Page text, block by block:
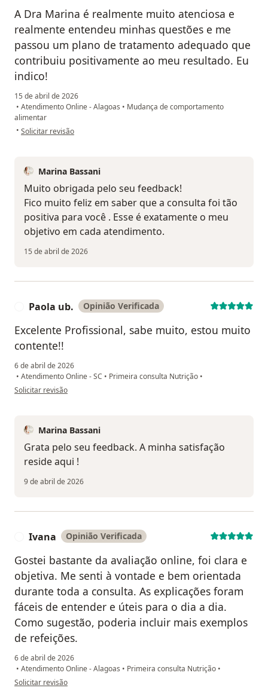
A Dra Marina é realmente muito atenciosa e
realmente entendeu minhas questões e me
passou um plano de tratamento adequado que
contribuiu positivamente ao meu resultado. Eu
indico!
15 de abril de 2026
• Atendimento Online - Alagoas • Mudança de comportamento
alimentar
• na opinião do utilizador Cecília Costa
Solicitar revisão
Marina Bassani
Muito obrigada pelo seu feedback!
Fico muito feliz em saber que a consulta foi tão
positiva para você . Esse é exatamente o meu
objetivo em cada atendimento.
15 de abril de 2026
Paola ub. Opinião Verificada
Excelente Profissional, sabe muito, estou muito
contente!!
6 de abril de 2026
• Atendimento Online - SC • Primeira consulta Nutrição •
na opinião do utilizador Paola ub.
Solicitar revisão
Marina Bassani
Grata pelo seu feedback. A minha satisfação
reside aqui !
9 de abril de 2026
Ivana Opinião Verificada
Gostei bastante da avaliação online, foi clara e
objetiva. Me senti à vontade e bem orientada
durante toda a consulta. As explicações foram
fáceis de entender e úteis para o dia a dia.
Como sugestão, poderia incluir mais exemplos
de refeições.
6 de abril de 2026
• Atendimento Online - Alagoas • Primeira consulta Nutrição •
na opinião do utilizador Ivana
Solicitar revisão